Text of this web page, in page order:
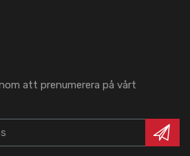
att prenumerera på vårt